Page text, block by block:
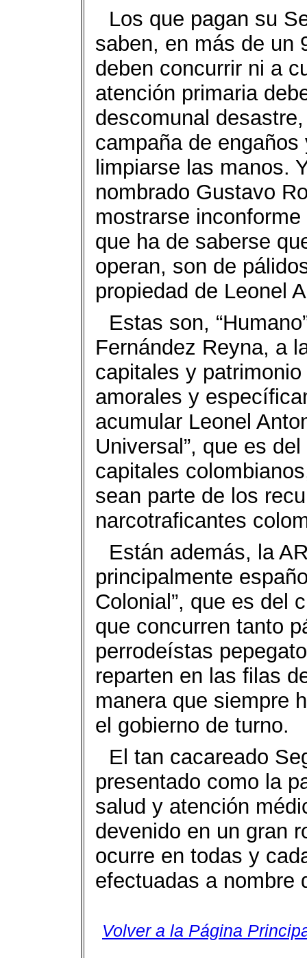
Los que pagan su
saben, en más de un
deben concurrir ni a
atención primaria
descomunal
campaña de
limpiarse las manos.
nombrado Gustavo
mostrarse
que ha de saberse
operan, son de
propiedad de Leonel
Estas son,
Fernández Reyna, a
capitales y
amorales y
acumular Leonel
Universal”, que es
capitales
sean parte de los
narcotraficantes
Están además, la
principalmente
Colonial”, que es del
que concurren tanto
perrodeístas
reparten en las filas
manera que siempre
el gobierno de turno.
El tan cacareado
presentado como la
salud y atención
devenido en un gran
ocurre en todas y
efectuadas a nombre
Volver a la Página